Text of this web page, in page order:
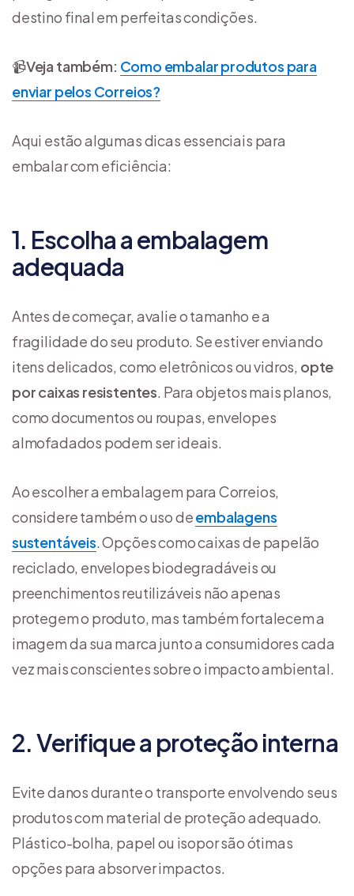
destino final em perfeitas condições.
📹Veja também: Como embalar produtos para
enviar pelos Correios?
Aqui estão algumas dicas essenciais para
embalar com eficiência:
1. Escolha a embalagem
adequada
Antes de começar, avalie o tamanho e a
fragilidade do seu produto. Se estiver enviando
itens delicados, como eletrônicos ou vidros, opte
por caixas resistentes. Para objetos mais planos,
como documentos ou roupas, envelopes
almofadados podem ser ideais.
Ao escolher a embalagem para Correios,
considere também o uso deembalagens
sustentáveis. Opções como caixas de papelão
reciclado, envelopes biodegradáveis ou
preenchimentos reutilizáveis não apenas
protegem o produto, mas também fortalecem a
imagem da sua marca junto a consumidores cada
vez mais conscientes sobre o impacto ambiental.
2. Verifique a proteção interna
Evite danos durante o transporte envolvendo seus
produtos com material de proteção adequado.
Plástico-bolha, papel ou isopor são ótimas
opções para absorver impactos.